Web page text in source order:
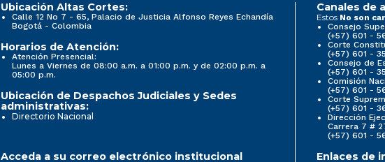
Ubicación Altas Cortes:
Calle 12 No 7 - 65, Palacio de Justicia Alfonso Reyes Echandía
Bogotá - Colombia
Horarios de Atención:
Atención Presencial:
Lunes a Viernes de 08:00 a.m. a 01:00 p.m. y de 02:00 p.m. a
05:00 p.m.
Ubicación de Despachos Judiciales y Sedes
administrativas:
Directorio Nacional
Canales de
Estos No son
Consejo
(+57) 601 -
Corte
(+57) 601 -
Consejo de
(+57) 601 -
Comisión
(+57) 601 -
Corte
(+57) 601 -
Dirección
Carrera 7 #
(+57) 601 -
Acceda a su correo electrónico institucional Enlaces de